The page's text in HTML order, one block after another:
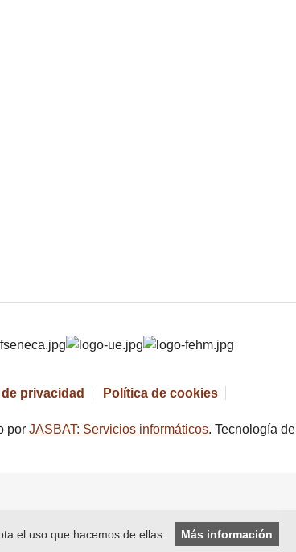
privacidad Política de cookies
por JASBAT: Servicios informáticos. Tecnología de
el uso que hacemos de ellas. Más información